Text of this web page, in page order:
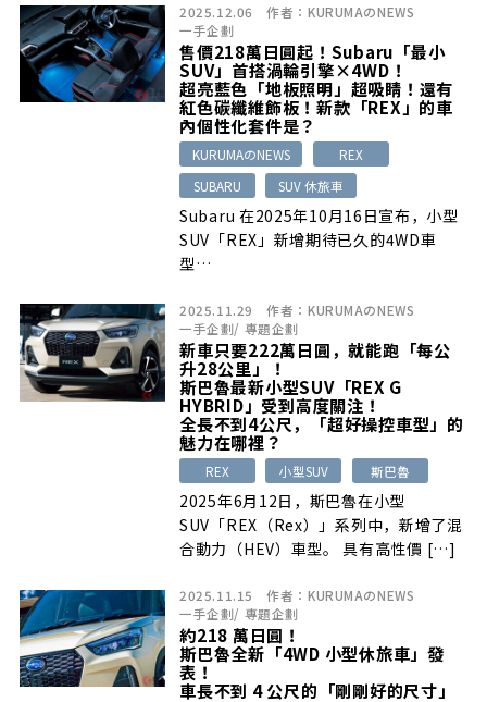
2025.12.06 作者： KURUMAのNEWS
一手企劃
售價218萬日圓起！Subaru「最小
SUV」首搭渦輪引擎×4WD！
超亮藍色「地板照明」超吸睛！還有
紅色碳纖維飾板！新款「REX」的車
內個性化套件是？
KURUMAのNEWS
REX
SUBARU
SUV 休旅車
Subaru 在2025年10月16日宣布，小型
SUV「REX」新增期待已久的4WD車
型…
2025.11.29 作者： KURUMAのNEWS
一手企劃/ 專題企劃
新車只要222萬日圓，就能跑「每公
升28公里」！
斯巴魯最新小型SUV「REX G
HYBRID」受到高度關注！
全長不到4公尺，「超好操控車型」的
魅力在哪裡？
REX 小型SUV 斯巴魯
2025年6月12日，斯巴魯在小型
SUV「REX（Rex）」系列中，新增了混
合動力（HEV）車型。 具有高性價 […]
2025.11.15 作者： KURUMAのNEWS
一手企劃/ 專題企劃
約218 萬日圓！
斯巴魯全新「4WD 小型休旅車」發
表！
車長不到 4 公尺的「剛剛好的尺寸」